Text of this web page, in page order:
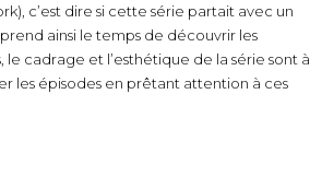
c’est dire si cette série partait avec un
ainsi le temps de découvrir les
le cadrage et l’esthétique de la série sont à
les épisodes en prêtant attention à ces